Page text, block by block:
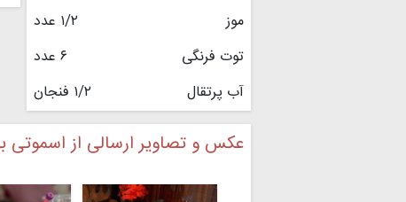
موز
۱/۲ عدد
توت فرنگی
۶ عدد
آب پرتقال
۱/۲ فنجان
عکس و تصاویر ارسالی از اسموتی